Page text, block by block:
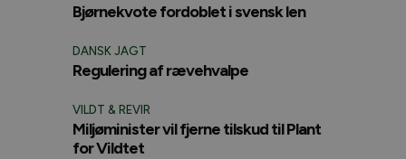
Bjørnekvote fordoblet i svensk len
DANSK JAGT
Regulering af rævehvalpe
VILDT & REVIR
Miljøminister vil fjerne tilskud til Plant
for Vildtet